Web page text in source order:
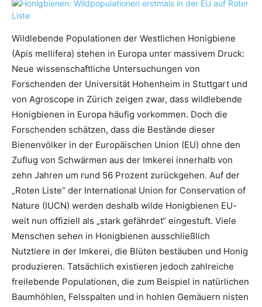
Wildlebende Populationen der Westlichen Honigbiene
(Apis mellifera) stehen in Europa unter massivem Druck:
Neue wissenschaftliche Untersuchungen von
Forschenden der Universität Hohenheim in Stuttgart und
von Agroscope in Zürich zeigen zwar, dass wildlebende
Honigbienen in Europa häufig vorkommen. Doch die
Forschenden schätzen, dass die Bestände dieser
Bienenvölker in der Europäischen Union (EU) ohne den
Zuflug von Schwärmen aus der Imkerei innerhalb von
zehn Jahren um rund 56 Prozent zurückgehen. Auf der
„Roten Liste“ der International Union for Conservation of
Nature (IUCN) werden deshalb wilde Honigbienen EU-
weit nun offiziell als „stark gefährdet“ eingestuft. Viele
Menschen sehen in Honigbienen ausschließlich
Nutztiere in der Imkerei, die Blüten bestäuben und Honig
produzieren. Tatsächlich existieren jedoch zahlreiche
freilebende Populationen, die zum Beispiel in natürlichen
Baumhöhlen, Felsspalten und in hohlen Gemäuern nisten